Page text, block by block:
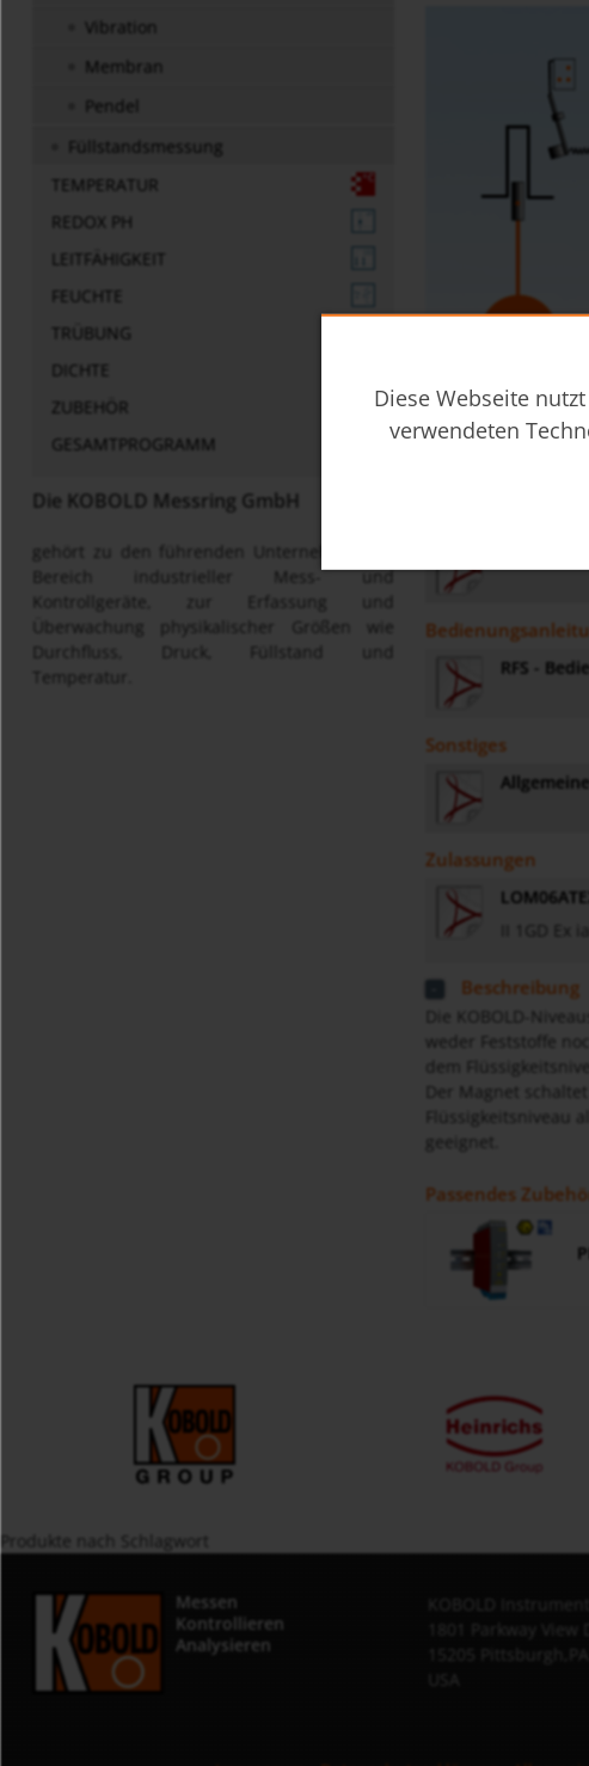
Vibration
Membran
Pendel
Füllstandsmessung
TEMPERATUR
REDOX PH
LEITFÄHIGKEIT
FEUCHTE
TRÜBUNG
DICHTE
ZUBEHÖR
GESAMTPROGRAMM
Die KOBOLD Messring GmbH
gehört zu den führenden Unternehmen im
Bereich industrieller Mess- und
Kontrollgeräte, zur Erfassung und
Überwachung physikalischer Größen wie
Durchfluss, Druck, Füllstand und
RFS -
Sonstiges
Zulassungen
II 1GD Ex
Beschreibung
Die KOBOLD-
weder Feststoffe
dem
Der Magnet
geeignet.
Passendes
Produkte nach Schlagwort
Messen
Kontrollieren
Analysieren
Diese Webseite
verwendeten